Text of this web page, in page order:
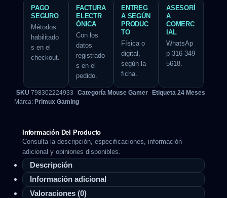
PAGO
SEGURO
Métodos
habilitado
s en el
checkout.
FACTURA
ELECTR
ÓNICA
Con los
datos
registrado
s en el
pedido.
ENTREG
A SEGÚN
PRODUC
TO
Física o
digital,
según la
ficha.
ASESORÍ
A
COMERC
IAL
WhatsAp
p 316 349
5618.
SKU 798302224933 Categoría Mouse Gamer Etiqueta 24 Meses
Marca: Primux Gaming
Información Del Producto
Consulta la descripción, especificaciones, información
adicional y opiniones disponibles.
Descripción
Información adicional
Valoraciones (0)